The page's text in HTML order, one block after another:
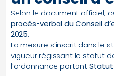
Selon le document officiel,
procès-verbal du Conseil
2025.
La mesure s’inscrit dans le
vigueur régissant le statut
l’ordonnance portantStatut